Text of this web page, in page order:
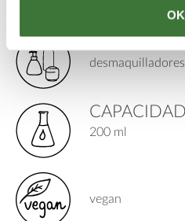
OK
TIPO DE
desmaquilladores
CAPACIDAD
200 ml
vegan